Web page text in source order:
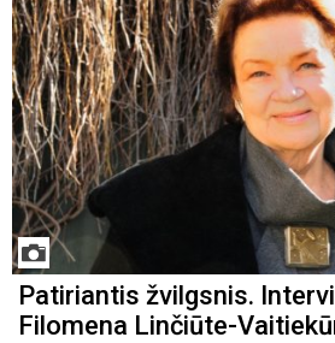
Patiriantis žvilgsnis.
Filomena Linčiūte-